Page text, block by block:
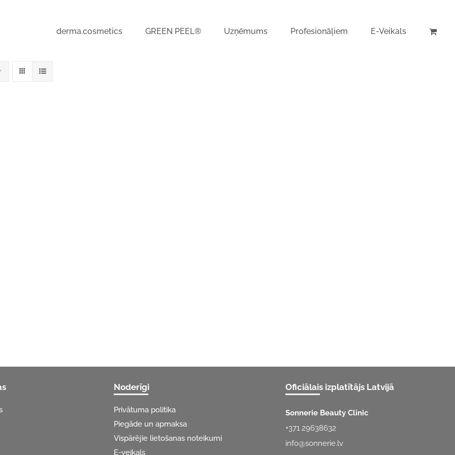
derma.cosmetics GREEN PEEL® Uzņēmums Profesionāļiem E-Veikals
Noderīgi
Privātuma politika
Piegāde un apmaksa
Vispārējie lietošanas noteikumi
E-veikals
Oficiālais izplatītājs Latvijā
Sonnerie Beauty Clinic
+371 29638632
info@sonnerie.lv